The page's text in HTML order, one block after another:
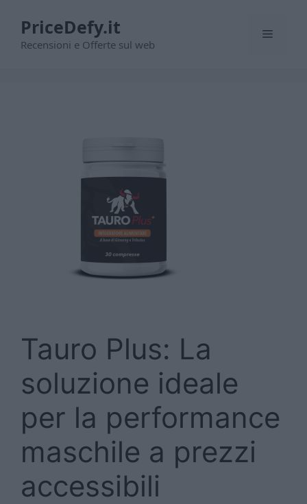
contenuto
PriceDefy.it
Recensioni e Offerte sul web
Menu
Tauro Plus: La
soluzione ideale
per la performance
maschile a prezzi
accessibili